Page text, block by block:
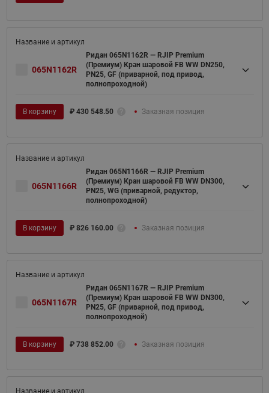
065N1162R
Ридан 065N1162R — RJIP Premium
(Премиум) Кран шаровой FB WW DN250,
PN25, GF (приварной, под привод,
полнопроходной)
В корзину ₽ 430 548.50 Заказная позиция
065N1166R
Ридан 065N1166R — RJIP Premium
(Премиум) Кран шаровой FB WW DN300,
PN25, WG (приварной, редуктор,
полнопроходной)
В корзину ₽ 826 160.00 Заказная позиция
065N1167R
Ридан 065N1167R — RJIP Premium
(Премиум) Кран шаровой FB WW DN300,
PN25, GF (приварной, под привод,
полнопроходной)
В корзину ₽ 738 852.00 Заказная позиция